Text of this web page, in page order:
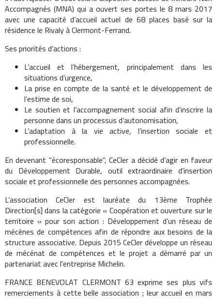
Accompagnés (MNA) qui a ouvert ses portes le 8 mars 2017
avec une capacité d’accueil actuel de 68 places basé sur la
résidence le Rivaly à Clermont-Ferrand.
Ses priorités d’actions :
L’accueil et l’hébergement, principalement dans les
situations d’urgence,
La prise en compte de la santé et le développement de
l’estime de soi,
Le soutien et l’accompagnement social afin d’inscrire la
personne dans un processus d’autonomisation,
L’adaptation à la vie active, l’insertion sociale et
professionnelle.
En devenant "écoresponsable", CeCler a décidé d’agir en faveur
du Développement Durable, outil extraordinaire d’insertion
sociale et professionnelle des personnes accompagnées.
L’association CeCler est lauréate du 13ème Trophée
Direction[s] dans la catégorie « Coopération et ouverture sur le
territoire » pour son action : Développement d’un réseau de
mécènes de compétences afin de répondre aux besoins de la
structure associative. Depuis 2015 CeCler développe un réseau
de mécénat de compétences et le projet a démarré par un
partenariat avec l'entreprise Michelin.
FRANCE BENEVOLAT CLERMONT 63 exprime ses plus vifs
remerciements à cette belle association ; leur accueil en mars